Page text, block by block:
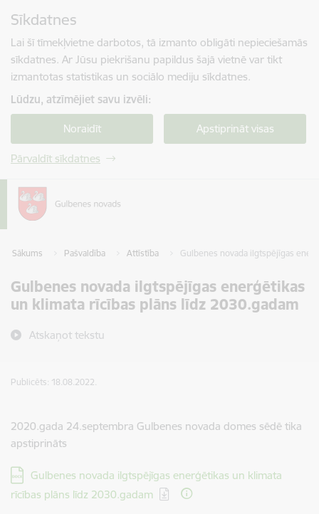
Sīkdatnes
Lai šī tīmekļvietne darbotos, tā izmanto obligāti nepieciešamās
sīkdatnes. Ar Jūsu piekrišanu papildus šajā vietnē var tikt
izmantotas statistikas un sociālo mediju sīkdatnes.
Lūdzu, atzīmējiet savu izvēli:
Noraidīt Apstiprināt visas
Pārvaldīt sīkdatnes
Sākums Pašvaldība Attīstība Gulbenes novada ilgtspējīgas
Gulbenes novada ilgtspējīgas enerģētikas
un klimata rīcības plāns līdz 2030.gadam
Atskaņot tekstu
Publicēts: 18.08.2022.
2020.gada 24.septembra Gulbenes novada domes sēdē tika
apstiprināts
Lejupielādēt:
Gulbenes novada ilgtspējīgas enerģētikas un klimata
rīcības plāns līdz 2030.gadam